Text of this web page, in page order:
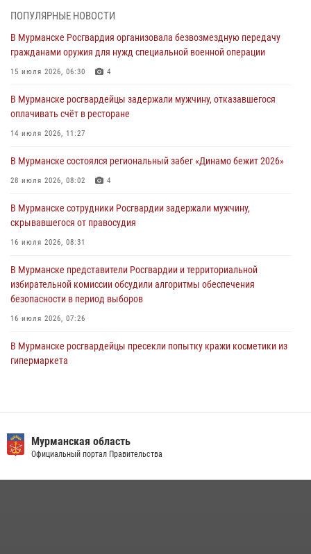
03 августа 2026, 12:23 4
Сотрудники вневедомственной охраны Росгвардии пресекли
хулиганские действия дебошира на автозаправочной станции
города Кандалакши
Сотрудники Росгвардии провели инструктаж по
антитеррористической защищенности для членов избирательных
31 июля 2026, 08:48 3
ресторане
30 июля 2026, 14:09
тактическое занятие совместно с МЧС России
30 июля 2026, 14:05
ПОПУЛЯРНЫЕ НОВОСТИ
В Мурманске Росгвардия организовала безвозмездную передачу
гражданами оружия для нужд специальной военной операции
15 июля 2026, 06:30 4
В Мурманске росгвардейцы задержали мужчину, отказавшегося
оплачивать счёт в ресторане
14 июля 2026, 11:27
В Мурманске состоялся региональный забег «Динамо бежит 2026»
28 июля 2026, 08:02 4
В Мурманске сотрудники Росгвардии задержали мужчину,
скрывавшегося от правосудия
16 июля 2026, 08:31
В Мурманске представители Росгвардии и территориальной
избирательной комиссии обсудили алгоритмы обеспечения
безопасности в период выборов
16 июля 2026, 07:26
В Мурманске росгвардейцы пресекли попытку кражи косметики из
гипермаркета
магазине - буфете
15 июля 2026, 14:01
Мурманская область
Официальный портал Правительства